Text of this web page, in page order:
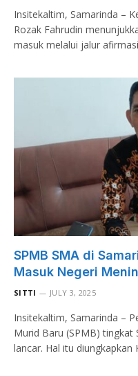
Insitekaltim, Samarinda –
Rozak Fahrudin
masuk melalui jalur
SPMB SMA di
Masuk Negeri
SITTI JULY 3, 2025
Insitekaltim, Samarinda –
Murid Baru (SPMB) tingkat
lancar. Hal itu diungkapkan